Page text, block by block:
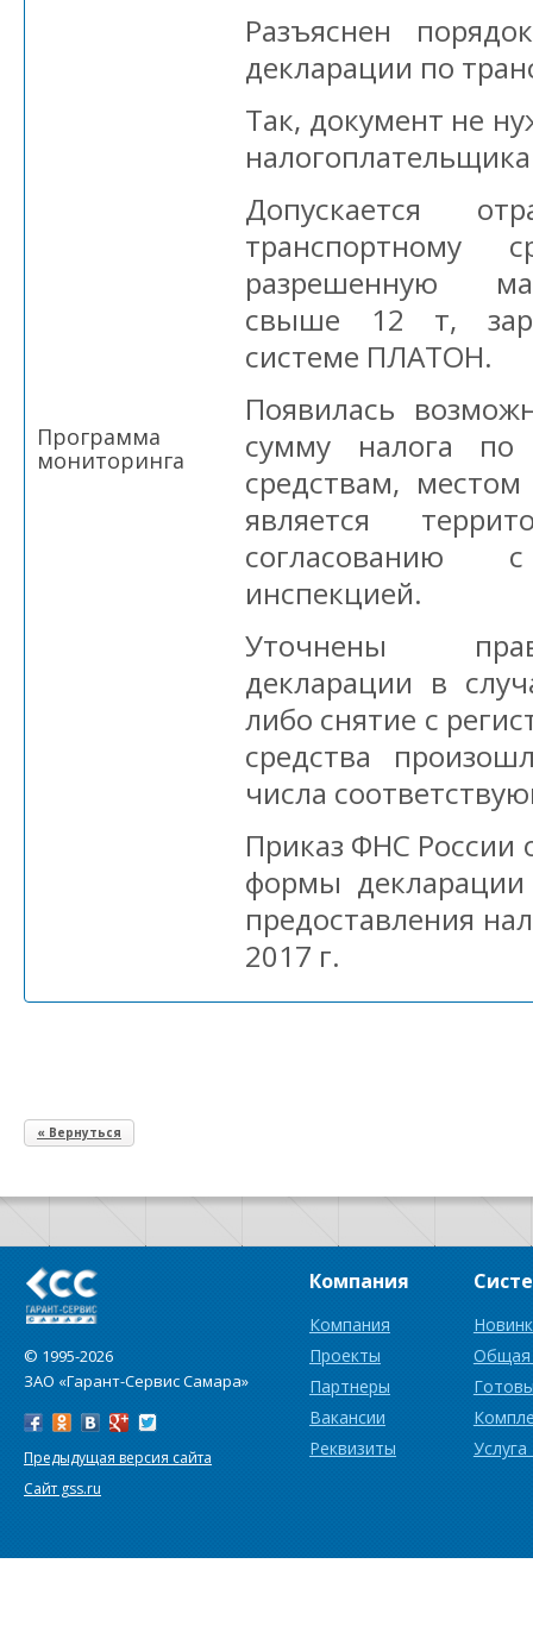
Программа
мониторинга
Разъяснен
декларации по
Так, документ не
Допускается
транспортному
разрешенную
свыше 12 т,
системе ПЛАТОН.
Появилась
сумму налога по
средствам,
является
согласованию
инспекцией.
Уточнены
декларации в
либо снятие с
средства
числа
Приказ ФНС России
формы декларации
предоставления
2017 г.
« Вернуться
© 1995-2026
ЗАО «Гарант-Сервис Самара»
Предыдущая версия сайта
Сайт gss.ru
Компания
Компания
Проекты
Партнеры
Вакансии
Реквизиты
Общая